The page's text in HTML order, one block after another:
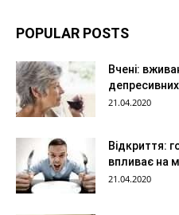
POPULAR POSTS
Вчені:
депресивних
21.04.2020
Відкриття:
впливає на
21.04.2020